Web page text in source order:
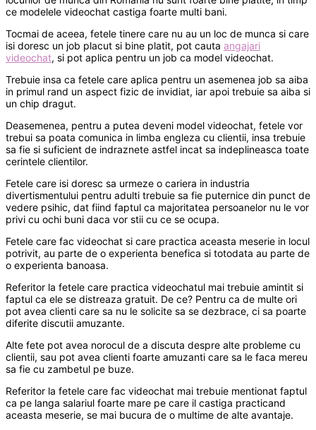
ce modelele videochat castiga foarte multi bani.
Tocmai de aceea, fetele tinere care nu au un loc de munca si care
isi doresc un job placut si bine platit, pot cauta angajari
videochat, si pot aplica pentru un job ca model videochat.
Trebuie insa ca fetele care aplica pentru un asemenea job sa aiba
in primul rand un aspect fizic de invidiat, iar apoi trebuie sa aiba si
un chip dragut.
Deasemenea, pentru a putea deveni model videochat, fetele vor
trebui sa poata comunica in limba engleza cu clientii, insa trebuie
sa fie si suficient de indraznete astfel incat sa indeplineasca toate
cerintele clientilor.
Fetele care isi doresc sa urmeze o cariera in industria
divertismentului pentru adulti trebuie sa fie puternice din punct de
vedere psihic, dat fiind faptul ca majoritatea persoanelor nu le vor
privi cu ochi buni daca vor stii cu ce se ocupa.
Fetele care fac videochat si care practica aceasta meserie in locul
potrivit, au parte de o experienta benefica si totodata au parte de
o experienta banoasa.
Referitor la fetele care practica videochatul mai trebuie amintit si
faptul ca ele se distreaza gratuit. De ce? Pentru ca de multe ori
pot avea clienti care sa nu le solicite sa se dezbrace, ci sa poarte
diferite discutii amuzante.
Alte fete pot avea norocul de a discuta despre alte probleme cu
clientii, sau pot avea clienti foarte amuzanti care sa le faca mereu
sa fie cu zambetul pe buze.
Referitor la fetele care fac videochat mai trebuie mentionat faptul
ca pe langa salariul foarte mare pe care il castiga practicand
aceasta meserie, se mai bucura de o multime de alte avantaje.